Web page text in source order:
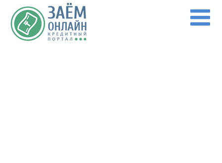
Перейти к основному содержанию